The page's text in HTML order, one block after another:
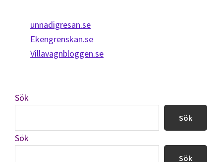
unnadigresan.se
Ekengrenskan.se
Villavagnbloggen.se
Sök
Sök
Sök
Sök